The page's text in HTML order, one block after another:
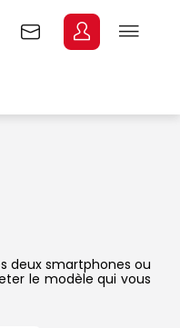
deux smartphones ou
le modèle qui vous